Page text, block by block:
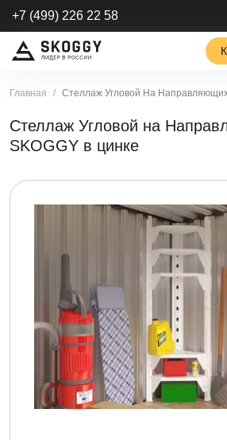
+7 (499) 226 22 58
Главная Стеллаж Угловой На
Стеллаж Угловой на
SKOGGY в цинке